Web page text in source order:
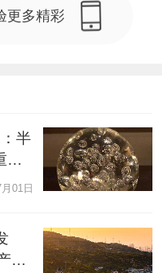
更多精彩
半
演
01日
业